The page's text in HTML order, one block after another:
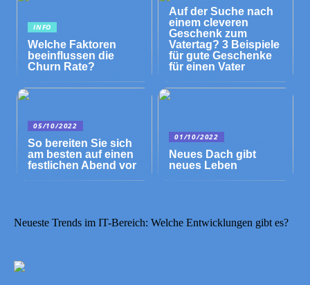
INFO
Welche Faktoren
beeinflussen die
Churn Rate?
Auf der Suche nach
einem cleveren
Geschenk zum
Vatertag? 3 Beispiele
für gute Geschenke
für einen Vater
05/10/2022
So bereiten Sie sich
am besten auf einen
festlichen Abend vor
01/10/2022
Neues Dach gibt
neues Leben
Neueste Trends im IT-Bereich: Welche Entwicklungen gibt es?